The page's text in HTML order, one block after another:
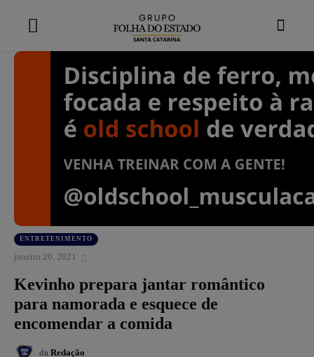
ENTRETENIMENTO
janeiro 20, 2021
Kevinho prepara jantar romântico
para namorada e esquece de
encomendar a comida
da Redação